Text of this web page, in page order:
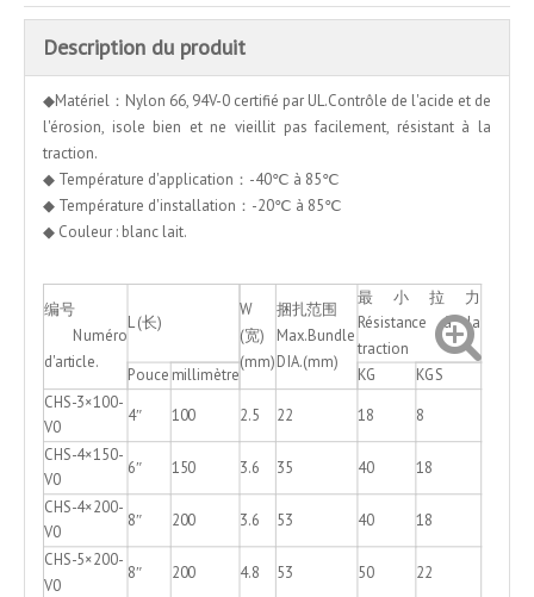
Description du produit
◆Matériel：Nylon 66, 94V-0 certifié par UL.Contrôle de l'acide et de
l'érosion, isole bien et ne vieillit pas facilement, résistant à la
traction.
◆ Température d'application：-40℃ à 85℃
◆ Température d'installation：-20℃ à 85℃
◆ Couleur : blanc lait.
编号
Numéro
d'article.
L (长)
W
(宽)
(mm)
捆扎范围
Max.Bundle
DIA.(mm)
最小拉力
Résistance à la
traction
Pouce millimètre KG KGS
CHS-3×100-
V0
4″ 100 2.5 22 18
8
CHS-4×150-
V0
6″ 150 3.6 35 40
18
CHS-4×200-
V0
8″ 200 3.6 53 40
18
CHS-5×200-
V0
8″ 200 4.8 53 50
22